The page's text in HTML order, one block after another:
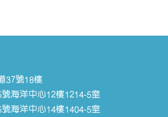
37號18樓
海洋中心12樓1214-5室
海洋中心14樓1404-5室